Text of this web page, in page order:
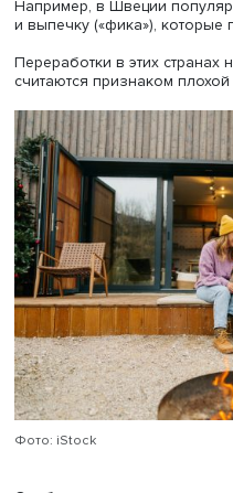
удовольствием, но не
вкуса.
Закон Янте был
писателем Акселем
свой след». Основной
общество в целом
Согласно этой
благополучие
даже порицаются. Одно
особенный».
Закон Янте часто
воспринимается как
предпринимательства.
успех часто связан с
Путь к гармонии
Сегодня скандинавские
принципов, акцентируя